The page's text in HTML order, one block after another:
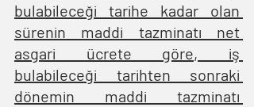
bulabileceği tarihe kadar olan
sürenin maddi tazminatı net
asgari ücrete göre, iş
bulabileceği tarihten sonraki
dönemin maddi tazminatı